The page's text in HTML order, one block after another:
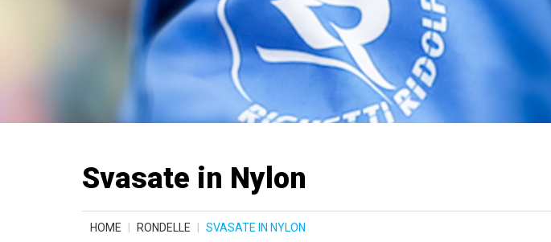
Svasate in Nylon
HOME RONDELLE SVASATE IN NYLON